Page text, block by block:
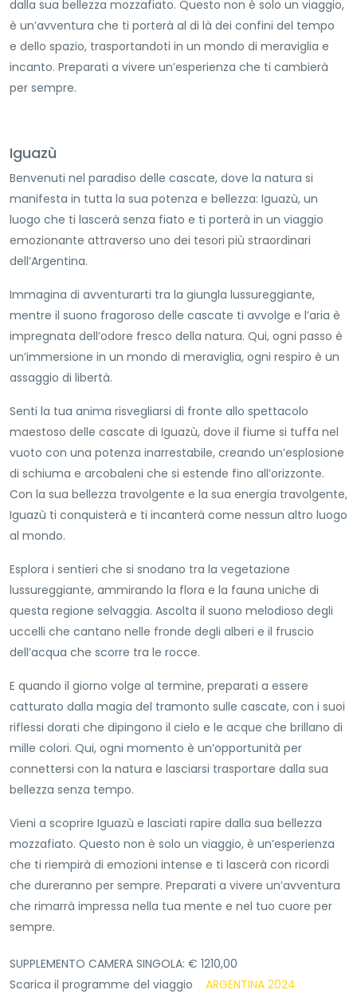
dalla sua bellezza mozzafiato. Questo non è solo un viaggio,
è un’avventura che ti porterà al di là dei confini del tempo
e dello spazio, trasportandoti in un mondo di meraviglia e
incanto. Preparati a vivere un’esperienza che ti cambierà
per sempre.
Iguazù
Benvenuti nel paradiso delle cascate, dove la natura si
manifesta in tutta la sua potenza e bellezza: Iguazù, un
luogo che ti lascerà senza fiato e ti porterà in un viaggio
emozionante attraverso uno dei tesori più straordinari
dell’Argentina.
Immagina di avventurarti tra la giungla lussureggiante,
mentre il suono fragoroso delle cascate ti avvolge e l’aria è
impregnata dell’odore fresco della natura. Qui, ogni passo è
un’immersione in un mondo di meraviglia, ogni respiro è un
assaggio di libertà.
Senti la tua anima risvegliarsi di fronte allo spettacolo
maestoso delle cascate di Iguazù, dove il fiume si tuffa nel
vuoto con una potenza inarrestabile, creando un’esplosione
di schiuma e arcobaleni che si estende fino all’orizzonte.
Con la sua bellezza travolgente e la sua energia travolgente,
Iguazù ti conquisterà e ti incanterà come nessun altro luogo
al mondo.
Esplora i sentieri che si snodano tra la vegetazione
lussureggiante, ammirando la flora e la fauna uniche di
questa regione selvaggia. Ascolta il suono melodioso degli
uccelli che cantano nelle fronde degli alberi e il fruscio
dell’acqua che scorre tra le rocce.
E quando il giorno volge al termine, preparati a essere
catturato dalla magia del tramonto sulle cascate, con i suoi
riflessi dorati che dipingono il cielo e le acque che brillano di
mille colori. Qui, ogni momento è un’opportunità per
connettersi con la natura e lasciarsi trasportare dalla sua
bellezza senza tempo.
Vieni a scoprire Iguazù e lasciati rapire dalla sua bellezza
mozzafiato. Questo non è solo un viaggio, è un’esperienza
che ti riempirà di emozioni intense e ti lascerà con ricordi
che dureranno per sempre. Preparati a vivere un’avventura
che rimarrà impressa nella tua mente e nel tuo cuore per
sempre.
SUPPLEMENTO CAMERA SINGOLA: € 1210,00
Scarica il programme del viaggio ARGENTINA 2024